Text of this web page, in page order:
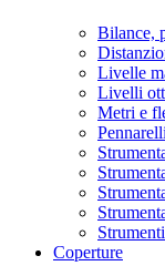
Bilance,
Livelle
Livelli
Metri e
Coperture